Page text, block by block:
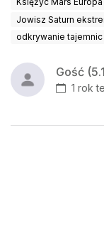
Jowisz Saturn
odkrywanie
Gość
1 rok